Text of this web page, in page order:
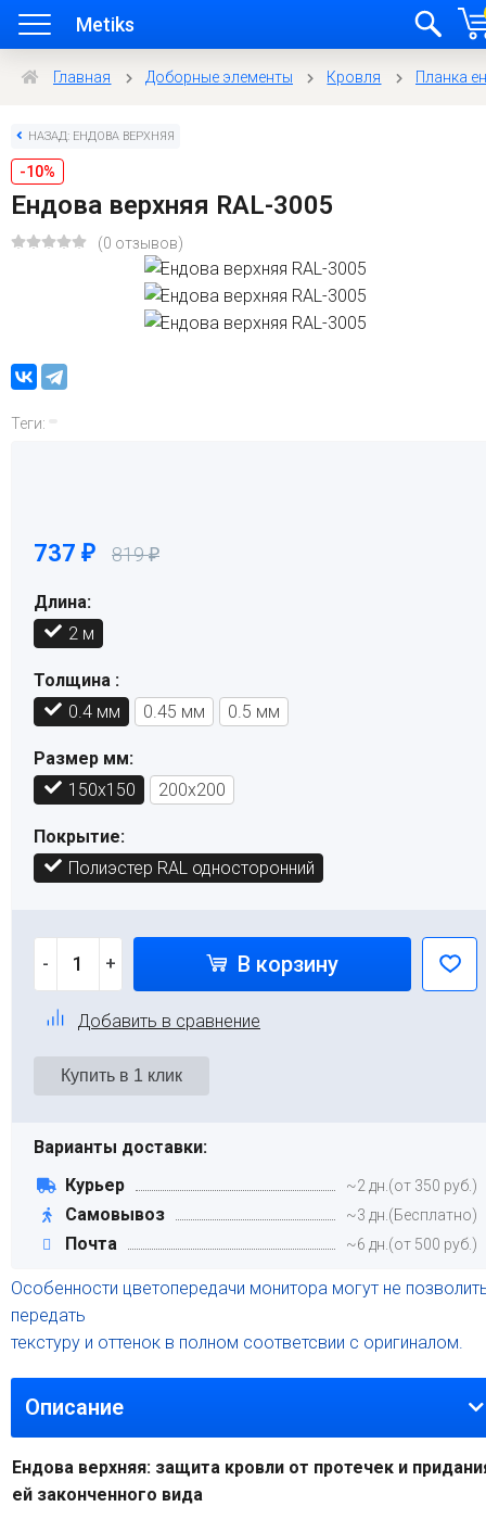
Metiks
Главная Доборные элементы Кровля Планка
НАЗАД: ЕНДОВА ВЕРХНЯЯ
-10%
Ендова верхняя RAL-3005
(0 отзывов)
Теги:
737 ₽ 819₽
Длина:
2 м
Толщина :
0.4 мм
0.45 мм 0.5 мм
Размер мм:
150х150
200х200
Покрытие:
Полиэстер RAL односторонний
- + В корзину
Добавить в сравнение
Варианты доставки:
Курьер
~2 дн.(от 350 руб.)
Самовывоз ~3 дн.(Бесплатно)
Почта ~6 дн.(от 500 руб.)
Особенности цветопередачи монитора могут не
передать
текстуру и оттенок в полном соответсвии с оригиналом.
Описание
Ендова верхняя: защита кровли от протечек и
ей законченного вида